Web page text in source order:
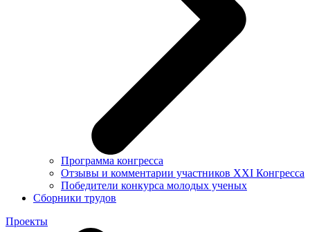
Программа конгресса
Отзывы и комментарии участников XXI Конгресса
Победители конкурса молодых ученых
Сборники трудов
Проекты